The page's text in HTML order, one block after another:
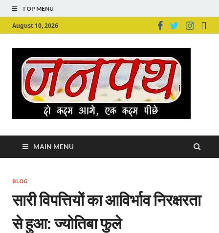
TOP MENU
August 10, 2026
MAIN MENU
BLOG
सारी विपत्तियों का आविर्भाव निरक्षरता
से हुआ: ज्योतिबा फुले